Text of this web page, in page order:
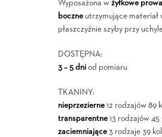
Wyposażona w żyłkowe
boczneutrzymujące materiał
płaszczyźnie szyby przy
DOSTĘPNA:
3 – 5 dniod pomiaru
TKANINY:
nieprzezierne12 rodzajów 89
transparentne13 rodzajów 45
zaciemniające3 rodzaje 39